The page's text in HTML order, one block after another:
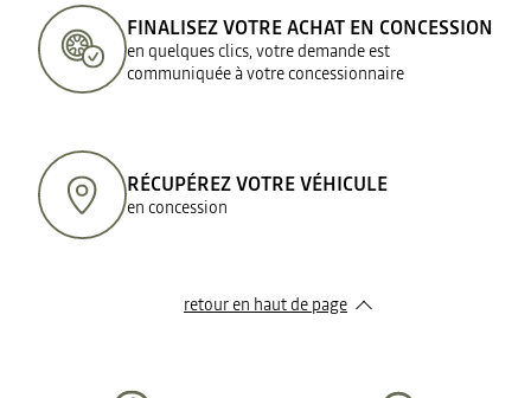
FINALISEZ VOTRE ACHAT EN CONCESSION
en quelques clics, votre demande est
communiquée à votre concessionnaire
RÉCUPÉREZ VOTRE VÉHICULE
en concession
retour en haut de page​